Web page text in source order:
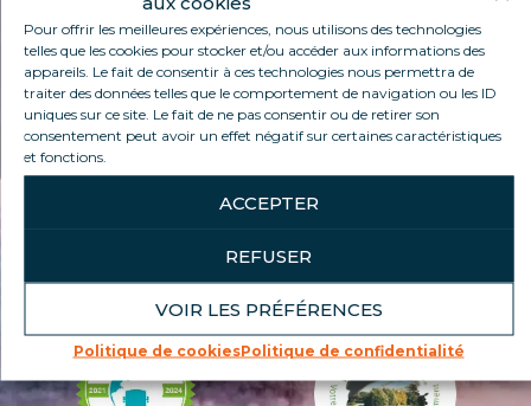
Pour offrir les meilleures expériences, nous utilisons des technologies
telles que les cookies pour stocker et/ou accéder aux informations des
appareils. Le fait de consentir à ces technologies nous permettra de
traiter des données telles que le comportement de navigation ou les ID
uniques sur ce site. Le fait de ne pas consentir ou de retirer son
consentement peut avoir un effet négatif sur certaines caractéristiques
et fonctions.
ACCEPTER
REFUSER
VOIR LES PRÉFÉRENCES
Politique de cookiesPolitique de confidentialité
FROID DURABLE
LE PROGRAMME AVENIR MEILLEUR